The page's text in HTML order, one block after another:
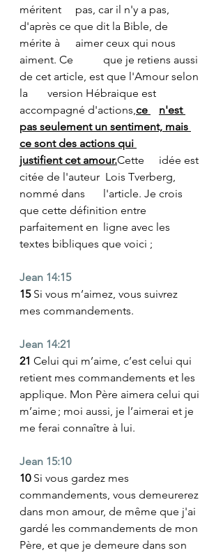
méritent 	pas, car il n'y a pas,
d'après ce que dit la Bible, de
mérite à 	aimer ceux qui nous
aiment. Ce 	que je retiens aussi
de cet article, est que l'Amour selon
la 	version Hébraique est
accompagné d'actions,ce 	n'est
pas seulement un sentiment, mais
ce sont des actions qui
justifient cet amour.Cette 	idée est
citée de l'auteur  Lois Tverberg,
nommé dans 	l'article. Je crois
que cette définition entre
parfaitement en 	ligne avec les
textes bibliques que voici ;
Jean 14:15
15 Si vous m’aimez, vous suivrez
mes commandements.
Jean 14:21
21 Celui qui m’aime, c’est celui qui
retient mes commandements et les
applique. Mon Père aimera celui qui
m’aime ; moi aussi, je l’aimerai et je
me ferai connaître à lui.
Jean 15:10
10 Si vous gardez mes
commandements, vous demeurerez
dans mon amour, de même que j'ai
gardé les commandements de mon
Père, et que je demeure dans son